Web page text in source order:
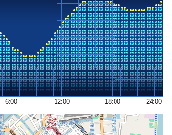
6:00 12:00 18:00 24:00